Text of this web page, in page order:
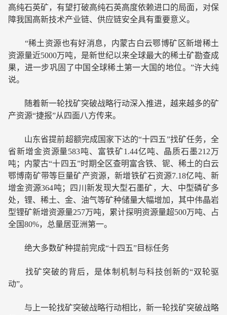
高纯石英矿，有望打破高纯石英高度依赖进口的局面，对保
障我国高新技术产业链、供应链安全具有重要意义。
“稀土资源也有好消息，内蒙古白云鄂博矿区新增稀土
资源量近5000万吨，是新世纪以来全球最大的稀土矿勘查成
果，进一步巩固了中国全球稀土第一大国的地位。”许大纯
说。
随着新一轮找矿突破战略行动深入推进，越来越多的矿
产资源“捷报”从四面八方传来。
山东省提前超额完成国家下达的“十四五”找矿任务，全
省新增金资源量583吨、富铁矿1.44亿吨、晶质石墨212万
吨；内蒙古“十四五”时期全区查明富含铁、铌、稀土的白云
鄂博南矿带等巨量矿产资源，新增铁矿石资源7.18亿吨、新
增金资源364吨；四川新发现大型石墨矿，大、中型磷矿多
处，锂、稀土、金、油气等矿种储量大幅增加，其中伟晶岩
型锂矿新增资源量257万吨，累计探明资源量超500万吨、占
全国80%，总量居亚洲第一。
绝大多数矿种提前完成“十四五”目标任务
找矿突破的背后，是体制机制与科技创新的“双轮驱
动”。
与上一轮找矿突破战略行动相比，新一轮找矿突破战略